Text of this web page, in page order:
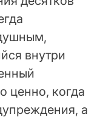
внутри
ценно, когда
а